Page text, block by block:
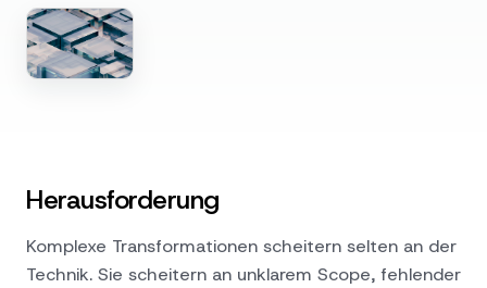
Herausforderung
Komplexe Transformationen scheitern selten an der
Technik. Sie scheitern an unklarem Scope, fehlender